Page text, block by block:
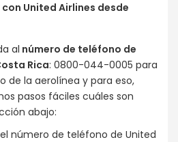
United Airlines desde
al número de teléfono de
Rica: 0800-044-0005 para
de la aerolínea y para eso,
pasos fáciles cuáles son
abajo:
número de teléfono de United